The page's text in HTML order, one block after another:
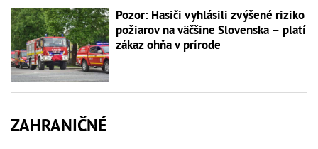
Pozor: Hasiči vyhlásili zvýšené riziko
požiarov na väčšine Slovenska – platí
zákaz ohňa v prírode
ZAHRANIČNÉ